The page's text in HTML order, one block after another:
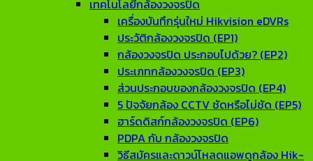
เทคโนโลยีกล้องวงจรปิด
เครื่องบันทึกรุ่นใหม่ Hikvision eDVRs
ประวัติกล้องวงจรปิด (EP1)
กล้องวงจรปิด ประกอบไปด้วย? (EP2)
ประเภทกล้องวงจรปิด (EP3)
ส่วนประกอบของกล้องวงจรปิด (EP4)
5 ปัจจัยกล้อง CCTV ชัดหรือไม่ชัด (EP5)
ฮาร์ดดิสก์กล้องวงจรปิด (EP6)
PDPA กับ กล้องวงจรปิด
วิธีสมัครและดาวน์โหลดแอพดูกล้อง Hik-